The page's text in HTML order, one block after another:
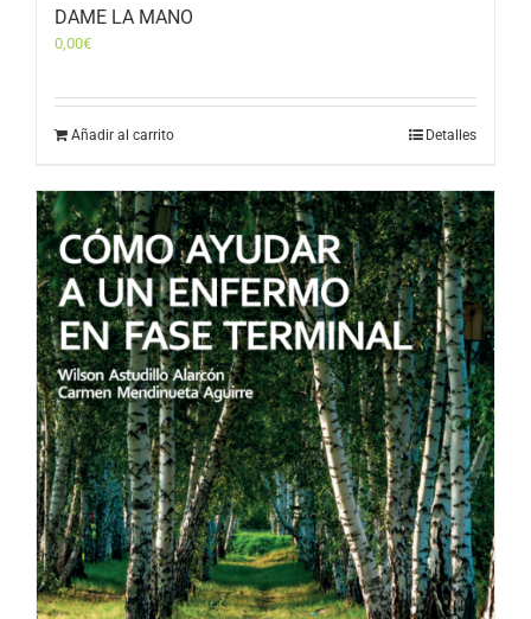
DAME LA MANO
0,00€
Añadir al carrito Detalles